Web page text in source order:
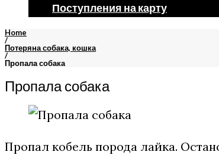
Поступления на карту
Home
/
Потеряна собака, кошка
/
Пропала собака
Пропала собака
Пропал кобель порода лайка.